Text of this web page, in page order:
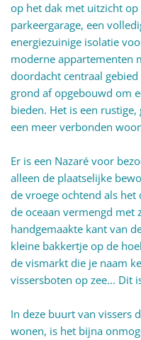
op het dak met uitzicht
parkeergarage, een
energiezuinige isolatie
moderne appartementen
doordacht centraal
grond af opgebouwd om
bieden. Het is een
een meer verbonden
Er is een Nazaré voor
alleen de plaatselijke
de vroege ochtend als
de oceaan vermengd met
handgemaakte kant van
kleine bakkertje op de
de vismarkt die je naam
vissersboten op zee... Dit
In deze buurt van vissers
wonen, is het bijna